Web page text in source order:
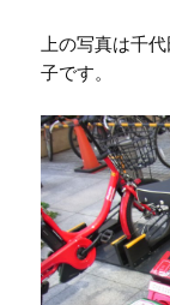
上の写真は千
子です。